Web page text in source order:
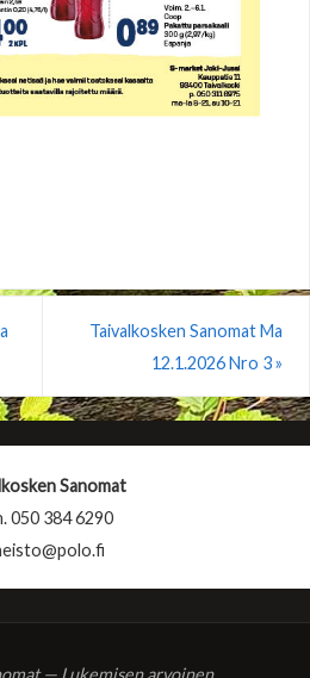
Taivalkosken Sanomat Ma
12.1.2026 Nro 3»
Sanomat
050 384 6290
— Lukemisen arvoinen